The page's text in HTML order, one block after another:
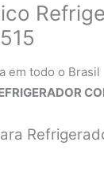
em todo o Brasil